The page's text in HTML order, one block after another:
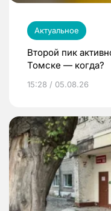
Актуальное
Второй пик
Томске — когда?
15:28 / 05.08.26